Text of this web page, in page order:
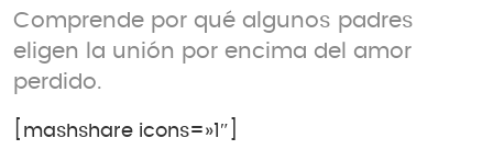
Comprende por qué algunos padres
eligen la unión por encima del amor
perdido.
[mashshare icons=»1″]